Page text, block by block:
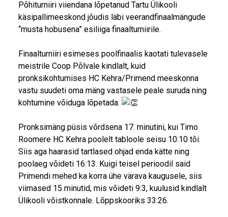
Põhiturniiri viiendana lõpetanud Tartu Ülikooli
käsipallimeeskond jõudis läbi veerandfinaalmängude
“musta hobusena” esiliiga finaalturniirile.
Finaalturniiri esimeses poolfinaalis kaotati tulevasele
meistrile Coop Põlvale kindlalt, kuid
pronksikohtumises HC Kehra/Primend meeskonna
vastu suudeti oma mäng vastasele peale suruda ning
kohtumine võiduga lõpetada.
Pronksimäng püsis võrdsena 17. minutini, kui Timo
Roomere HC Kehra poolelt tabloole seisu 10:10 tõi.
Siis aga haarasid tartlased ohjad enda kätte ning
poolaeg võideti 16:13. Kuigi teisel perioodil said
Primendi mehed ka korra ühe värava kaugusele, siis
viimased 15 minutid, mis võideti 9:3, kuulusid kindlalt
Ülikooli võistkonnale. Lõppskooriks 33:26.